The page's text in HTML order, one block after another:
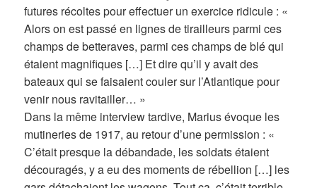
futures récoltes pour effectuer un exercice ridicule : «
Alors on est passé en lignes de tirailleurs parmi ces
champs de betteraves, parmi ces champs de blé qui
étaient magnifiques […] Et dire qu’il y avait des
bateaux qui se faisaient couler sur l’Atlantique pour
venir nous ravitailler… »
Dans la même interview tardive, Marius évoque les
mutineries de 1917, au retour d’une permission : «
C’était presque la débandade, les soldats étaient
découragés, y a eu des moments de rébellion […] les